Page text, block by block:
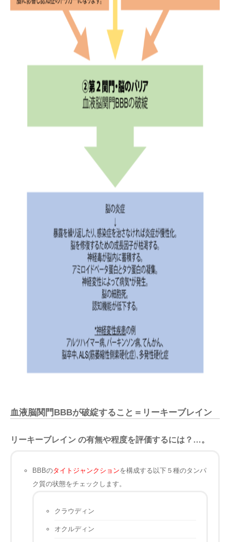
血液脳関門BBBが破綻すること＝リーキーブレイン
リーキーブレイン の有無や程度を評価するには？…。
BBBのタイトジャンクションを構成する以下５種のタンパ
ク質の状態をチェックします。
クラウディン
オクルディン